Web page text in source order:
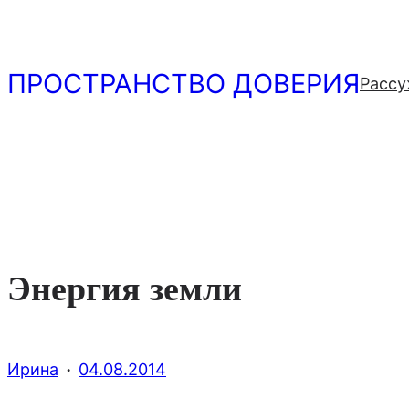
содержимому
ПРОСТРАНСТВО ДОВЕРИЯ
Энергия земли
Ирина · 04.08.2014